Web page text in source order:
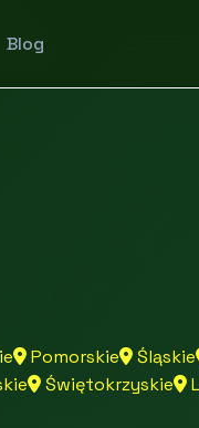
Blog
Pomorskie Śląskie
Świętokrzyskie